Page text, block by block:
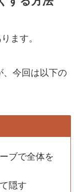
ます。
、今回は以下の
ブで全体を
隠す